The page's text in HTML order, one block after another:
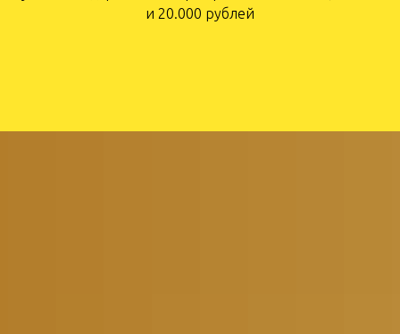
и 20.000 рублей